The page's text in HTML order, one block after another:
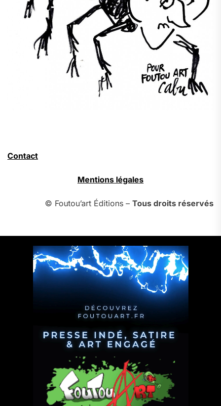
Contact
Mentions légales
© Foutou’art Éditions – Tous droits réservés